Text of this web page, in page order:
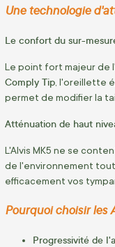
Une technologie
Le confort du sur-
Le point fort majeur de
Comply Tip , l'oreillette
permet de modifier la
Atténuation de haut
L'Alvis MK5 ne se
de l'environnement
efficacement vos
Pourquoi choisir les
Progressivité de